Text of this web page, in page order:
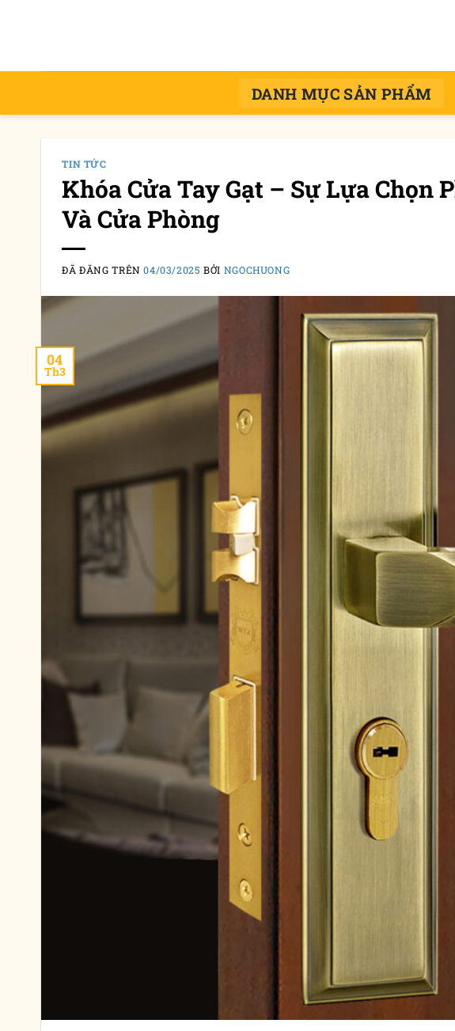
dung
DANH MỤC SẢN PHẨM
TIN TỨC
Khóa Cửa Tay Gạt – Sự Lựa Chọn
Và Cửa Phòng
ĐÃ ĐĂNG TRÊN04/03/2025 BỞI NGOCHUONG
04
Th3